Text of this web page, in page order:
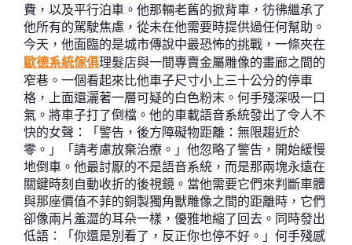
費，以及平行泊車。他那輛老舊的掀背車，彷彿繼承了
他所有的駕駛焦慮，從未在他需要時提供過任何幫助。
今天，他面臨的是城市傳說中最恐怖的挑戰，一條夾在
歐德系統傢俱理髮店與一間專賣金屬雕像的畫廊之間的
窄巷。一個看起來比他車子尺寸小上三十公分的停車
格，上面還灑著一層可疑的白色粉末。何手殘深吸一口
氣。將車子打了倒檔。他的車載語音系統發出了令人不
快的女聲：「警告，後方障礙物距離：無限趨近於
零。」「請考慮放棄治療。」他忽略了警告，開始緩慢
地倒車。他最討厭的不是語音系統，而是那兩塊永遠在
關鍵時刻自動收折的後視鏡。當他需要它們來判斷車體
與那座價值不菲的銅製獨角獸雕像之間的距離時，它們
卻像兩片羞澀的耳朵一樣，優雅地縮了回去。同時發出
低語：「你還是別看了，反正你也停不好。」何手殘感